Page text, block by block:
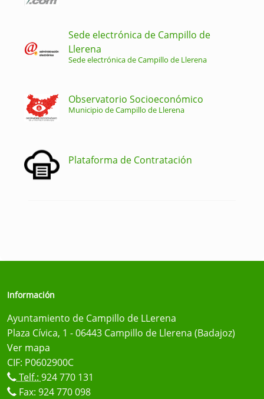
Sede electrónica de Campillo de
Llerena
Sede electrónica de Campillo de Llerena
Observatorio Socioeconómico
Municipio de Campillo de Llerena
Plataforma de Contratación
Información
Ayuntamiento de Campillo de LLerena
Plaza Cívica, 1 - 06443 Campillo de Llerena (Badajoz)
Ver mapa
CIF: P0602900C
Telf.: 924 770 131
Fax: 924 770 098